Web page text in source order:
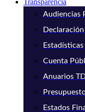
Transparencia
Audiencias
Estadísticas
Cuenta
Anuarios
Estados